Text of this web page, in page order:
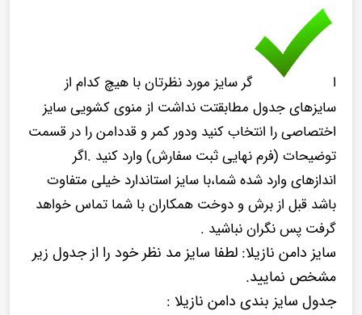
ا
گر سایز مورد نظرتان با هیچ کدام از
سایزهای جدول مطابقتت نداشت از منوی کشویی سایز
اختصاصی را انتخاب کنید ودور کمر و قددامن را در قسمت
توضیحات (فرم نهایی ثبت سفارش) وارد کنید .اگر
اندازهای وارد شده شما،با سایز استاندارد خیلی متفاوت
باشد قبل از برش و دوخت همکاران با شما تماس خواهد
گرفت پس نگران نباشید .
سایز دامن نازیلا: لطفا سایز مد نظر خود را از جدول زیر
مشخص نمایید.
جدول سایز بندی دامن نازیلا :